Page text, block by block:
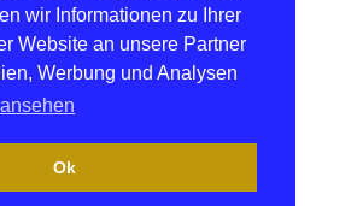
wir Informationen zu Ihrer
Website an unsere Partner
Werbung und Analysen
Ok